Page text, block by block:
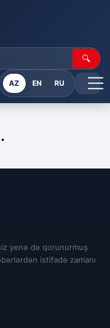
🔍
AZ EN RU
yenə də qorunurmuş
istifadə zamanı